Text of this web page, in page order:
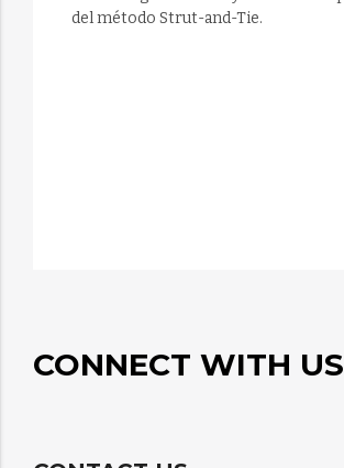
del método Strut-and-Tie.
CONNECT WITH US